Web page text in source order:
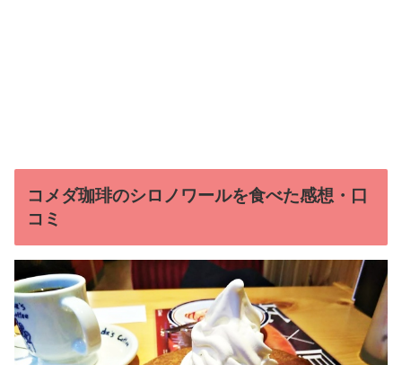
コメダ珈琲のシロノワールを食べた感想・口
コミ